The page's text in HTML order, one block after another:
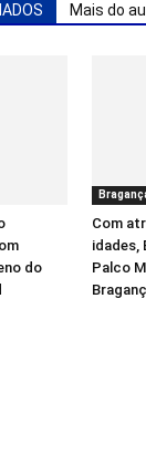
Mais do
do
Com
idades,
Palco